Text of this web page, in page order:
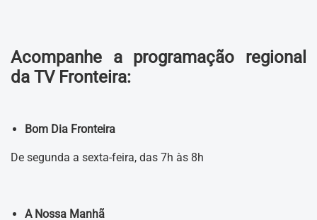
Acompanhe a programação regional
da TV Fronteira:
Bom Dia Fronteira
De segunda a sexta-feira, das 7h às 8h
A Nossa Manhã